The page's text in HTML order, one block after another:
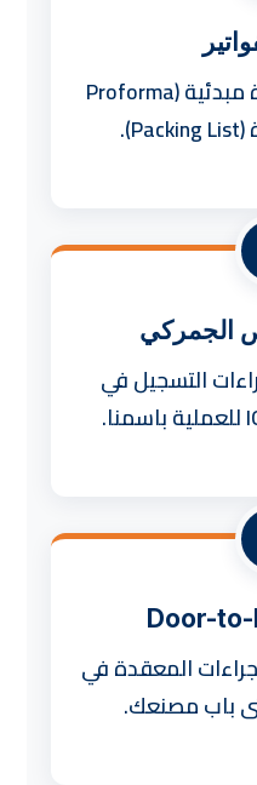
اطلب من المورد فاتورة مبدئية (Proforma
الجمركي
التسجيل في
للعملية باسمنا.
المعقدة في
باب مصنعك.